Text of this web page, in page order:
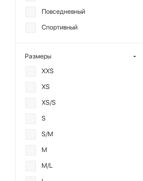
Повседневный
Спортивный
Размеры
XXS
XS
XS/S
S
S/M
M
M/L